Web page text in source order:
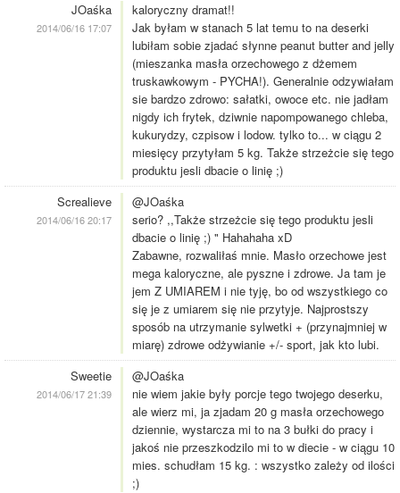
JOaśka
2014/06/16 17:07
kaloryczny dramat!!
Jak byłam w stanach 5 lat temu to na deserki
lubiłam sobie zjadać słynne peanut butter and jelly
(mieszanka masła orzechowego z dżemem
truskawkowym - PYCHA!). Generalnie odzywiałam
sie bardzo zdrowo: sałatki, owoce etc. nie jadłam
nigdy ich frytek, dziwnie napompowanego chleba,
kukurydzy, czpisow i lodow. tylko to... w ciągu 2
miesięcy przytyłam 5 kg. Także strzeżcie się tego
produktu jesli dbacie o linię ;)
Screalieve
2014/06/16 20:17
@JOaśka
serio? ,,Także strzeżcie się tego produktu jesli
dbacie o linię ;) " Hahahaha xD
Zabawne, rozwaliłaś mnie. Masło orzechowe jest
mega kaloryczne, ale pyszne i zdrowe. Ja tam je
jem Z UMIAREM i nie tyję, bo od wszystkiego co
się je z umiarem się nie przytyje. Najprostszy
sposób na utrzymanie sylwetki + (przynajmniej w
miarę) zdrowe odżywianie +/- sport, jak kto lubi.
Sweetie
2014/06/17 21:39
@JOaśka
nie wiem jakie były porcje tego twojego deserku,
ale wierz mi, ja zjadam 20 g masła orzechowego
dziennie, wystarcza mi to na 3 bułki do pracy i
jakoś nie przeszkodzilo mi to w diecie - w ciągu 10
mies. schudłam 15 kg. : wszystko zależy od ilości
;)